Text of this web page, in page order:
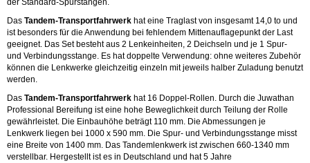
der Standard-Spurstangen.
Das Tandem-Transportfahrwerk hat eine Traglast von insgesamt 14,0 to und
ist besonders für die Anwendung bei fehlendem Mittenauflagepunkt der Last
geeignet. Das Set besteht aus 2 Lenkeinheiten, 2 Deichseln und je 1 Spur-
und Verbindungsstange. Es hat doppelte Verwendung: ohne weiteres Zubehör
können die Lenkwerke gleichzeitig einzeln mit jeweils halber Zuladung benutzt
werden.
Das Tandem-Transportfahrwerk hat 16 Doppel-Rollen. Durch die Juwathan
Professional Bereifung ist eine hohe Beweglichkeit durch Teilung der Rolle
gewährleistet. Die Einbauhöhe beträgt 110 mm. Die Abmessungen je
Lenkwerk liegen bei 1000 x 590 mm. Die Spur- und Verbindungsstange misst
eine Breite von 1400 mm. Das Tandemlenkwerk ist zwischen 660-1340 mm
verstellbar. Hergestellt ist es in Deutschland und hat 5 Jahre